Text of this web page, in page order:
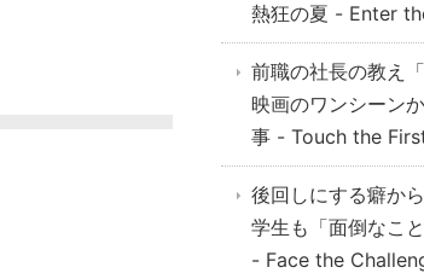
熱狂の夏 - Enter
前職の社長の教え
映画のワンシーン
事 - Touch the
後回しにする癖か
学生も「面倒なこ
- Face the